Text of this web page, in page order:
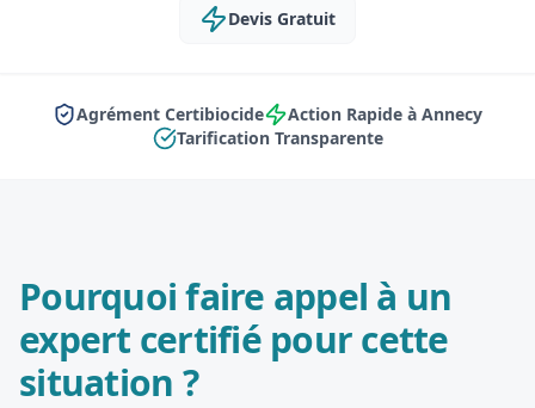
Devis Gratuit
Agrément Certibiocide
Action Rapide à Annecy
Tarification Transparente
Pourquoi faire appel à un
expert certifié pour cette
situation ?